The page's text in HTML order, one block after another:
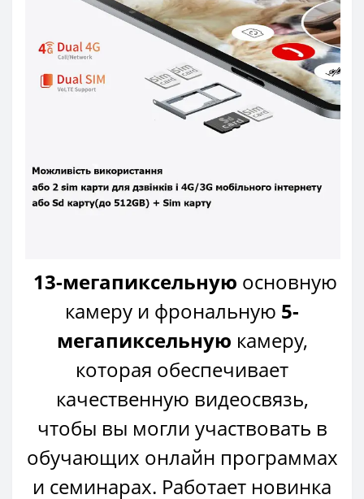
13-мегапиксельную основную
камеру и фрональную 5-
мегапиксельную камеру,
которая обеспечивает
качественную видеосвязь,
чтобы вы могли участвовать в
обучающих онлайн программах
и семинарах. Работает новинка